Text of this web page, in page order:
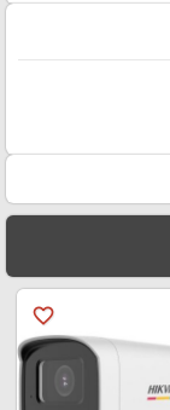
favorite_border